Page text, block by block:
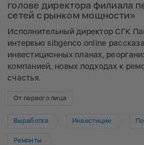
голове директора филиала
сетей с рынком мощности»
Исполнительный директор СГК
интервью sibgenco.online
инвестиционных планах,
компанией, новых подходах к
счастья.
От первого лица
Выработка Инвестиции
Ремонты